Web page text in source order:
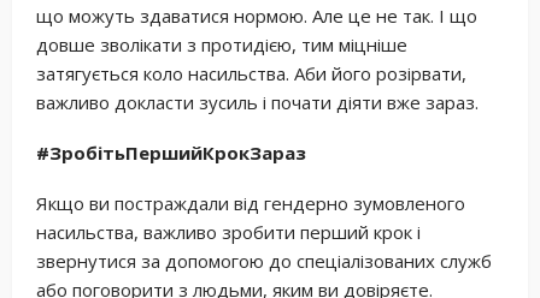
що можуть здаватися нормою. Але це не так. І що
довше зволікати з протидією, тим міцніше
затягується коло насильства. Аби його розірвати,
важливо докласти зусиль і почати діяти вже зараз.
#ЗробітьПершийКрокЗараз
Якщо ви постраждали від гендерно зумовленого
насильства, важливо зробити перший крок і
звернутися за допомогою до спеціалізованих служб
або поговорити з людьми, яким ви довіряєте.